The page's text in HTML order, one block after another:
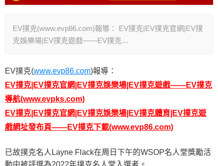
EV撲克(www.evp86.com)報導： EV撲克|EV撲克官網|EV撲
克娛樂場|EV撲克遊戲——EV撲克…
EV撲克(www.evp86.com)報導：
EV撲克|EV撲克官網|EV撲克娛樂場|EV撲克遊戲——EV撲克
導航(www.evpks.com)
EV撲克|EV撲克官網|EV撲克娛樂場|EV撲克體育|EV撲克遊
戲網址發布頁——EV撲克下載(www.evp86.com)
已故撲克名人Layne Flack在周日下午的WSOP名人堂獎勵活
動中被評選為2022年撲克名人堂入選者。